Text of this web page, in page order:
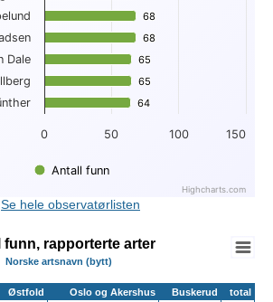
68
68
68
68
65
65
65
65
64
64
Antall funn
0 50 100 150
Dale
Highcharts.com
Se hele observatørlisten
funn, rapporterte arter
Norske artsnavn (bytt)
Østfold Oslo og Akershus Buskerud
total